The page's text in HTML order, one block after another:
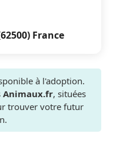
France
à l'adoption.
Animaux.fr, situées
trouver votre futur